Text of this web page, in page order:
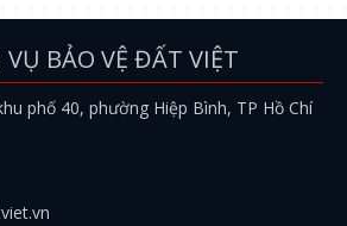
VỤ BẢO VỆ ĐẤT VIỆT
phố 40, phường Hiệp Bình, TP Hồ Chí